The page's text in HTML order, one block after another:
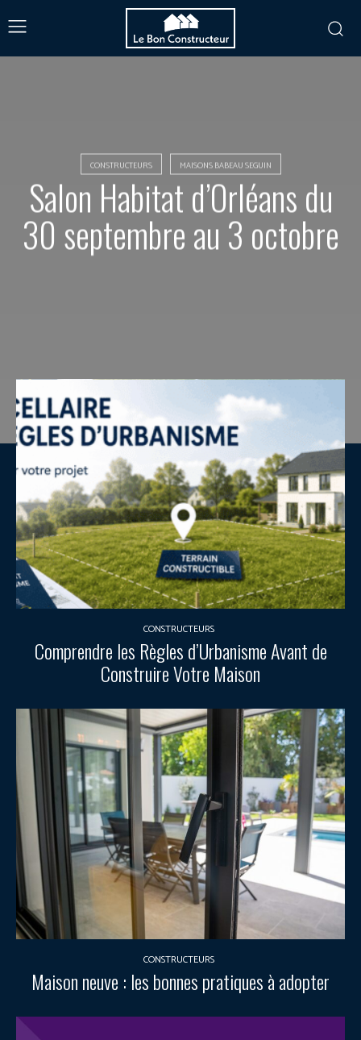
CONSTRUCTEURS MAISONS BABEAU SEGUIN
Salon Habitat d’Orléans du
30 septembre au 3 octobre
CONSTRUCTEURS
Comprendre les Règles d’Urbanisme Avant de
Construire Votre Maison
CONSTRUCTEURS
Maison neuve : les bonnes pratiques à adopter